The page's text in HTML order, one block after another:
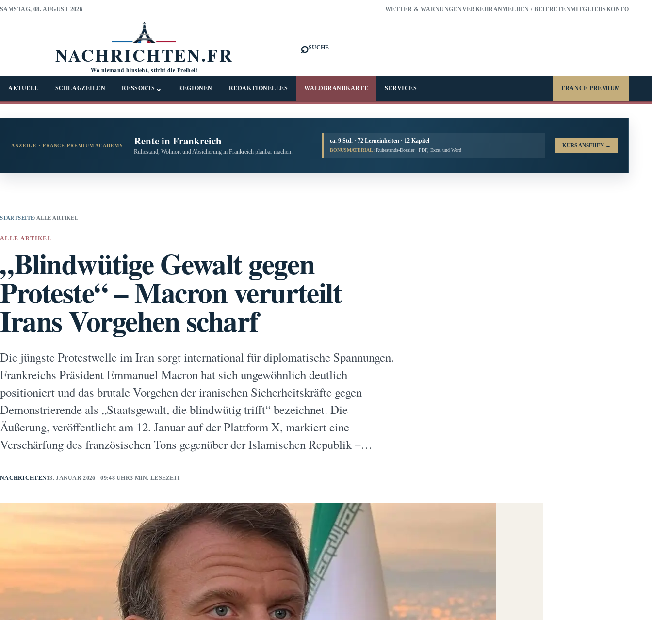
SAMSTAG, 08. AUGUST 2026 WETTER & WARNUNGENVERKEHRANMELDEN / BEITRETENMITGLIEDSKONTO
NACHRICHTEN.FR
Wo niemand hinsieht, stirbt die Freiheit
⌕SUCHE
AKTUELL SCHLAGZEILEN RESSORTS ⌄ REGIONEN REDAKTIONELLES WALDBRANDKARTE SERVICES FRANCE PREMIUM
ANZEIGE · FRANCE PREMIUM ACADEMY Rente in Frankreich
Ruhestand, Wohnort und Absicherung in Frankreich planbar machen.
ca. 9 Std. · 72 Lerneinheiten · 12 Kapitel
BONUSMATERIAL: Ruhestands-Dossier · PDF, Excel und Word
KURS ANSEHEN →
STARTSEITE› ALLE ARTIKEL
ALLE ARTIKEL
„Blindwütige Gewalt gegen
Proteste“ – Macron verurteilt
Irans Vorgehen scharf
Die jüngste Protestwelle im Iran sorgt international für diplomatische Spannungen.
Frankreichs Präsident Emmanuel Macron hat sich ungewöhnlich deutlich
positioniert und das brutale Vorgehen der iranischen Sicherheitskräfte gegen
Demonstrierende als „Staatsgewalt, die blindwütig trifft“ bezeichnet. Die
Äußerung, veröffentlicht am 12. Januar auf der Plattform X, markiert eine
Verschärfung des französischen Tons gegenüber der Islamischen Republik –…
NACHRICHTEN13. JANUAR 2026 · 09:48 UHR3 MIN. LESEZEIT